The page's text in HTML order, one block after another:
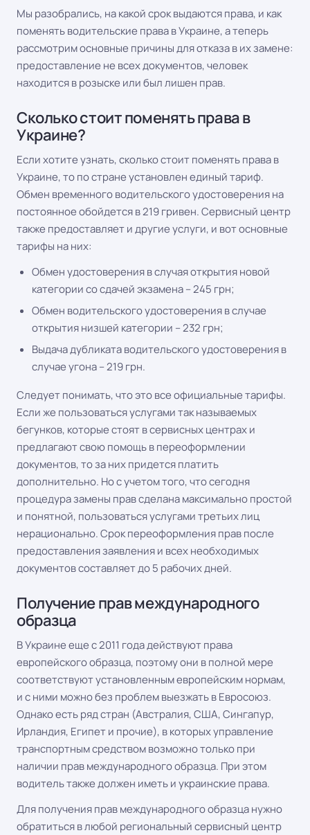
Мы разобрались, на какой срок выдаются права, и как
поменять водительские права в Украине, а теперь
рассмотрим основные причины для отказа в их замене:
предоставление не всех документов, человек
находится в розыске или был лишен прав.
Сколько стоит поменять права в
Украине?
Если хотите узнать, сколько стоит поменять права в
Украине, то по стране установлен единый тариф.
Обмен временного водительского удостоверения на
постоянное обойдется в 219 гривен. Сервисный центр
также предоставляет и другие услуги, и вот основные
тарифы на них:
Обмен удостоверения в случая открытия новой
категории со сдачей экзамена – 245 грн;
Обмен водительского удостоверения в случае
открытия низшей категории – 232 грн;
Выдача дубликата водительского удостоверения в
случае угона – 219 грн.
Следует понимать, что это все официальные тарифы.
Если же пользоваться услугами так называемых
бегунков, которые стоят в сервисных центрах и
предлагают свою помощь в переоформлении
документов, то за них придется платить
дополнительно. Но с учетом того, что сегодня
процедура замены прав сделана максимально простой
и понятной, пользоваться услугами третьих лиц
нерационально. Срок переоформления прав после
предоставления заявления и всех необходимых
документов составляет до 5 рабочих дней.
Получение прав международного
образца
В Украине еще с 2011 года действуют права
европейского образца, поэтому они в полной мере
соответствуют установленным европейским нормам,
и с ними можно без проблем выезжать в Евросоюз.
Однако есть ряд стран (Австралия, США, Сингапур,
Ирландия, Египет и прочие), в которых управление
транспортным средством возможно только при
наличии прав международного образца. При этом
водитель также должен иметь и украинские права.
Для получения прав международного образца нужно
обратиться в любой региональный сервисный центр